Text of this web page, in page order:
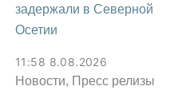
11:58 8.08.2026
Новости, Пресс релизы